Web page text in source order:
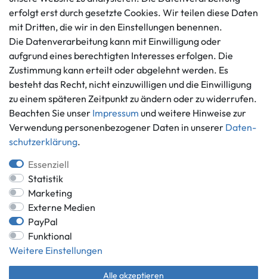
info@gameworld.de
Kontaktformular
Barrierefreiheitserklärung
Widerrufs­recht
Vertrag widerrufen
Informationen
Ankauf
Über uns
Häufig gestellte Fragen
Zahlung und Versand
Batterieentsorgung
Zahlungsmöglichkeiten
*Alle Preise inkl. gesetzlicher MwSt.,
** gilt für Lieferungen innerhalb Deutschlands, Lieferzeiten für andere
Länder entnehmen Sie bitte der Schaltfläche mit den
Versandinformationen.
erfolgt erst durch gesetzte Cookies. Wir teilen diese Daten
mit Dritten, die wir in den Einstellungen benennen.
Die Datenverarbeitung kann mit Einwilligung oder
aufgrund eines berechtigten Interesses erfolgen. Die
Zustimmung kann erteilt oder abgelehnt werden. Es
besteht das Recht, nicht einzuwilligen und die Einwilligung
zu einem späteren Zeitpunkt zu ändern oder zu widerrufen.
Beachten Sie unser Impressum und weitere Hinweise zur
Verwendung personenbezogener Daten in unserer Daten­
schutz­erklärung.
Essenziell
Statistik
Marketing
Externe Medien
PayPal
Funktional
Weitere Einstellungen
Alle akzeptieren